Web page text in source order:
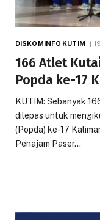
DISKOMINFO KUTIM
166 Atlet
Popda ke-17
KUTIM: Sebanyak
dilepas untuk
(Popda) ke-17
Penajam Paser…